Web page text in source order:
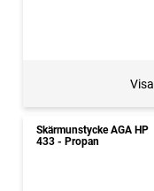
Visa
Skärmunstycke AGA HP
433 - Propan